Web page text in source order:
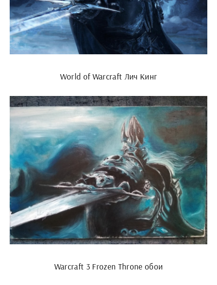
World of Warcraft Лич Кинг
Warcraft 3 Frozen Throne обои